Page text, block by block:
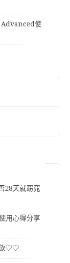
使
28天就窈窕
用心得分享
飲♡♡